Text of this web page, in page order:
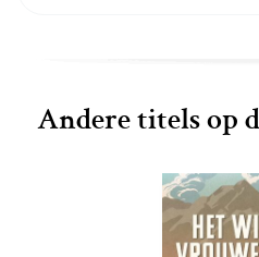
Andere titels op